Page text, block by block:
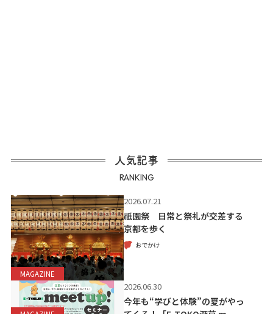
人気記事
RANKING
MAGAZINE
2026.07.21
祇園祭 日常と祭礼が交差する
京都を歩く
おでかけ
2026.06.30
今年も“学びと体験”の夏がやっ